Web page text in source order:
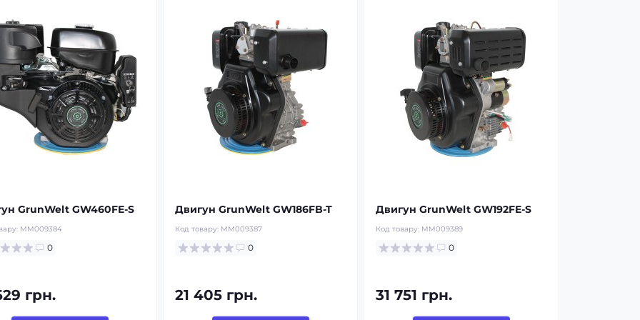
GrunWelt GW460FE-S
MM009384
0
грн.
Двигун GrunWelt GW186FB-T
Код товару: MM009387
0
21 405 грн.
Двигун GrunWelt GW192FE-S
Код товару: MM009389
0
31 751 грн.